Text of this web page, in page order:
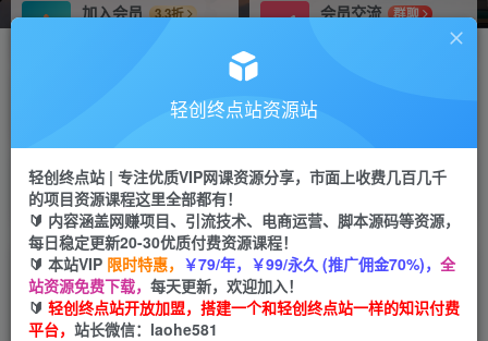
加入会员
3.3折
会员交流
群聊
推广返佣高达70%
投稿专区 免费
教程必须完整详细
APP下载
Down
轻创终点站资源站
轻创终点站 | 专注优质VIP网课资源分享，市面上收费几百几千
的项目资源课程这里全部都有！
🔰 内容涵盖网赚项目、引流技术、电商运营、脚本源码等资源，
每日稳定更新20-30优质付费资源课程！
🔰 本站VIP 限时特惠， ￥79/年，￥99/永久 (推广佣金70%)， 全
站资源免费下载， 每天更新，欢迎加入！
🔰 轻创终点站开放加盟，搭建一个和轻创终点站一样的知识付费
平台， 站长微信：laohe581